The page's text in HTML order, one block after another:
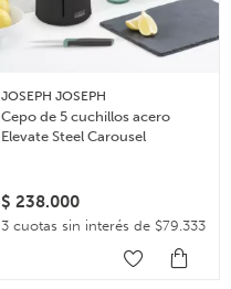
JOSEPH JOSEPH
Cepo de 5 cuchillos acero
Elevate Steel Carousel
$ 238.000
3 cuotas sin interés de $79.333